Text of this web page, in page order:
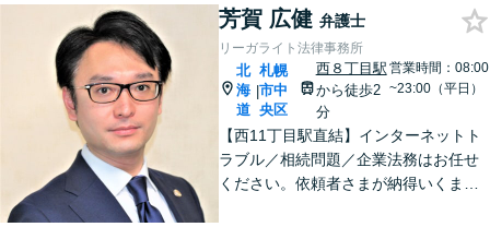
芳賀 広健 弁護士
リーガライト法律事務所
北
海
道
|
札幌
市中
央区
西８丁目駅
から徒歩2
分
営業時間：08:00
~23:00（平日）
【西11丁目駅直結】インターネットト
ラブル／相続問題／企業法務はお任せ
ください。依頼者さまが納得いくまで